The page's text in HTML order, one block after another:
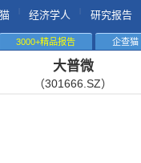
经济学人 研究报告
3000+精品报告 企查猫
大普微
（301666.SZ）